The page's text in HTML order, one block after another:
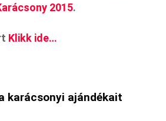
2015.
Klikk ide…
karácsonyi ajándékait